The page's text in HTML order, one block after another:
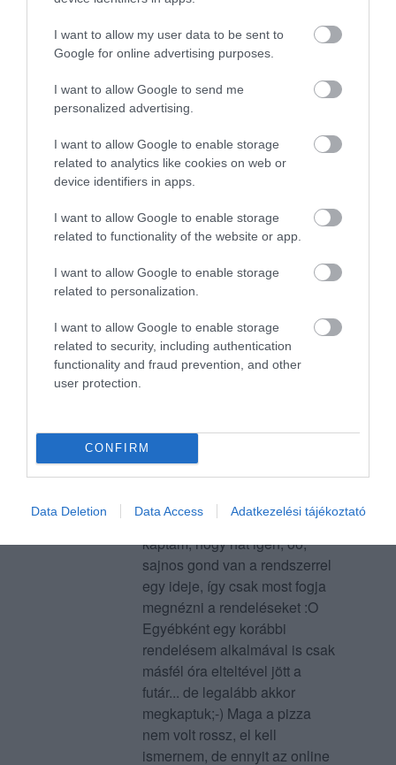
I want to allow my user data to be sent to
Google for online advertising purposes.
I want to allow Google to send me
personalized advertising.
I want to allow Google to enable storage
related to analytics like cookies on web or
device identifiers in apps.
I want to allow Google to enable storage
related to functionality of the website or app.
I want to allow Google to enable storage
related to personalization.
I want to allow Google to enable storage
related to security, including authentication
functionality and fraud prevention, and other
user protection.
CONFIRM
Data Deletion Data Access Adatkezelési tájékoztató
tésztásak , bőséges a feltét , jó
áron.
Nekem furcsa volt , mikor
először mentünk , tegeződő
annak ellenére , hogy Mi nem
tegezve köszöntünk..
Kedvességnek szánták
gondolom , de annak meg
vannak az illemszabályai.
megyünk be.
ji...@freemail.hu
2011. Május 27.
Interneten keresztül rendeltem
visszaigazolását.... másfél óra
elteltével (max. 50 perc lenne
a várakozási idő) felhívtam
őket, hogy ugyan merre járhat
a pizzám, mire azt a választ
kaptam, hogy hát igen, őő,
sajnos gond van a rendszerrel
egy ideje, így csak most fogja
megnézni a rendeléseket :O
Egyébként egy korábbi
rendelésem alkalmával is csak
másfél óra elteltével jött a
futár... de legalább akkor
megkaptuk;-) Maga a pizza
nem volt rossz, el kell
ismernem, de ennyit az online